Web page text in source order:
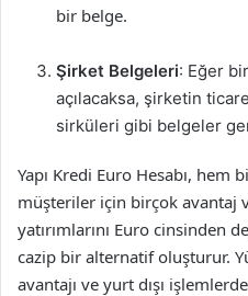
bir belge.
Şirket Belgeleri: Eğer
açılacaksa, şirketin
sirküleri gibi belgeler
Yapı Kredi Euro Hesabı, hem
müşteriler için birçok avantaj
yatırımlarını Euro cinsinden
cazip bir alternatif oluşturur.
avantajı ve yurt dışı